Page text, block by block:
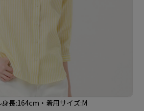
身長:164cm・着用サイズ:M